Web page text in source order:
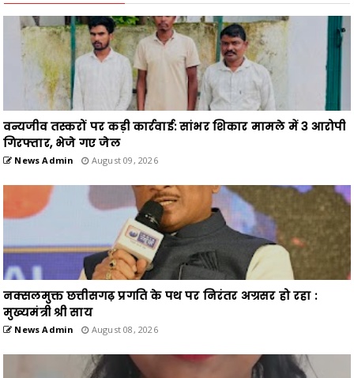
वन्यजीव तस्करों पर कड़ी कार्रवाई: सांभर शिकार मामले में 3 आरोपी
गिरफ्तार, भेजे गए जेल
News Admin August 09, 2026
नक्सलमुक्त छत्तीसगढ़ प्रगति के पथ पर निरंतर अग्रसर हो रहा :
मुख्यमंत्री श्री साय
News Admin August 08, 2026